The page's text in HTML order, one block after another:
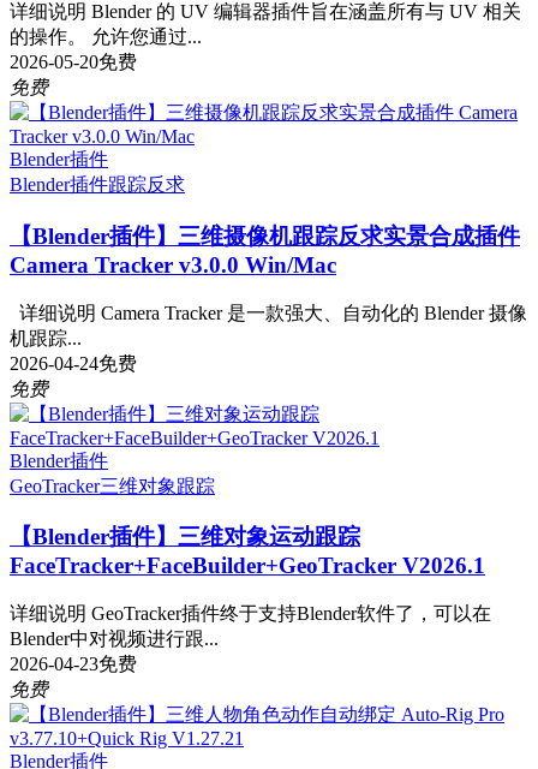
详细说明 Blender 的 UV 编辑器插件旨在涵盖所有与 UV 相关
的操作。 允许您通过...
2026-05-20免费
免费
Blender插件
Blender插件跟踪反求
【Blender插件】三维摄像机跟踪反求实景合成插件
Camera Tracker v3.0.0 Win/Mac
详细说明 Camera Tracker 是一款强大、自动化的 Blender 摄像
机跟踪...
2026-04-24免费
免费
Blender插件
GeoTracker三维对象跟踪
【Blender插件】三维对象运动跟踪
FaceTracker+FaceBuilder+GeoTracker V2026.1
详细说明 GeoTracker插件终于支持Blender软件了，可以在
Blender中对视频进行跟...
2026-04-23免费
免费
Blender插件